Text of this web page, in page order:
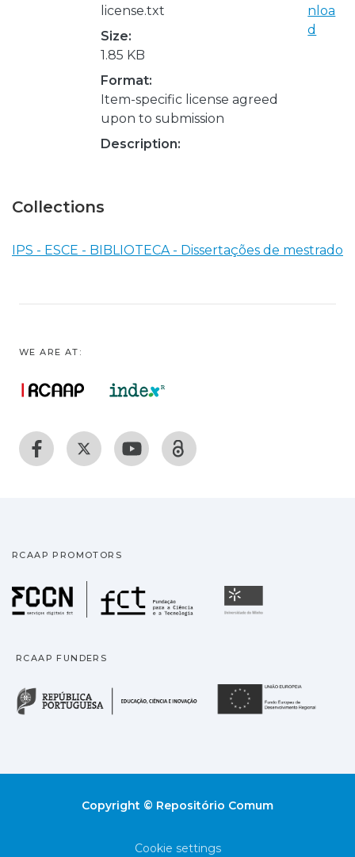
license.txt
Size:
1.85 KB
Format:
Item-specific license agreed
upon to submission
Description:
nloa
d
Collections
IPS - ESCE - BIBLIOTECA - Dissertações de mestrado
WE ARE AT:
RCAAP PROMOTORS
Fundação para a
RCAAP FUNDERS
República Portuguesa
Copyright © Repositório Comum
Cookie settings